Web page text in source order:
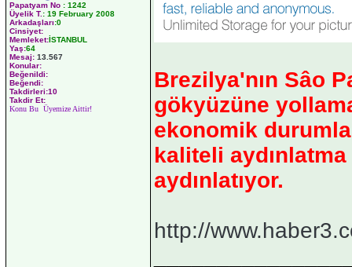
Papatyam No : 1242
Üyelik T.: 19 February 2008
Arkadaşları:0
Cinsiyet:
Memleket:İSTANBUL
Yaş:64
Mesaj: 13.567
Konular:
Beğenildi:
Beğendi:
Takdirleri:10
Takdir Et:
Konu Bu Üyemize Aittir!
Brezilya'nın Sâo
gökyüzüne
ekonomik
kaliteli
aydınlatıyor.
http://